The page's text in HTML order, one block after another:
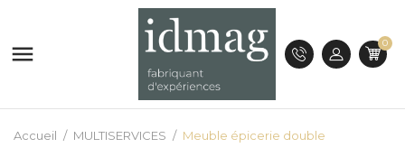
 0
Accueil MULTISERVICES Meuble épicerie double